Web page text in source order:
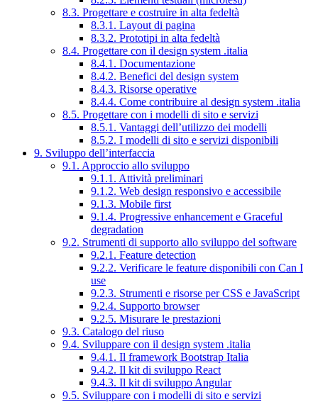
8.3. Progettare e costruire in alta fedeltà
8.3.1. Layout di pagina
8.3.2. Prototipi in alta fedeltà
8.4. Progettare con il design system .italia
8.4.1. Documentazione
8.4.2. Benefici del design system
8.4.3. Risorse operative
8.4.4. Come contribuire al design system .italia
8.5. Progettare con i modelli di sito e servizi
8.5.1. Vantaggi dell’utilizzo dei modelli
8.5.2. I modelli di sito e servizi disponibili
9. Sviluppo dell’interfaccia
9.1. Approccio allo sviluppo
9.1.1. Attività preliminari
9.1.2. Web design responsivo e accessibile
9.1.3. Mobile first
9.1.4. Progressive enhancement e Graceful
degradation
9.2. Strumenti di supporto allo sviluppo del software
9.2.1. Feature detection
9.2.2. Verificare le feature disponibili con Can I
use
9.2.3. Strumenti e risorse per CSS e JavaScript
9.2.4. Supporto browser
9.2.5. Misurare le prestazioni
9.3. Catalogo del riuso
9.4. Sviluppare con il design system .italia
9.4.1. Il framework Bootstrap Italia
9.4.2. Il kit di sviluppo React
9.4.3. Il kit di sviluppo Angular
9.5. Sviluppare con i modelli di sito e servizi